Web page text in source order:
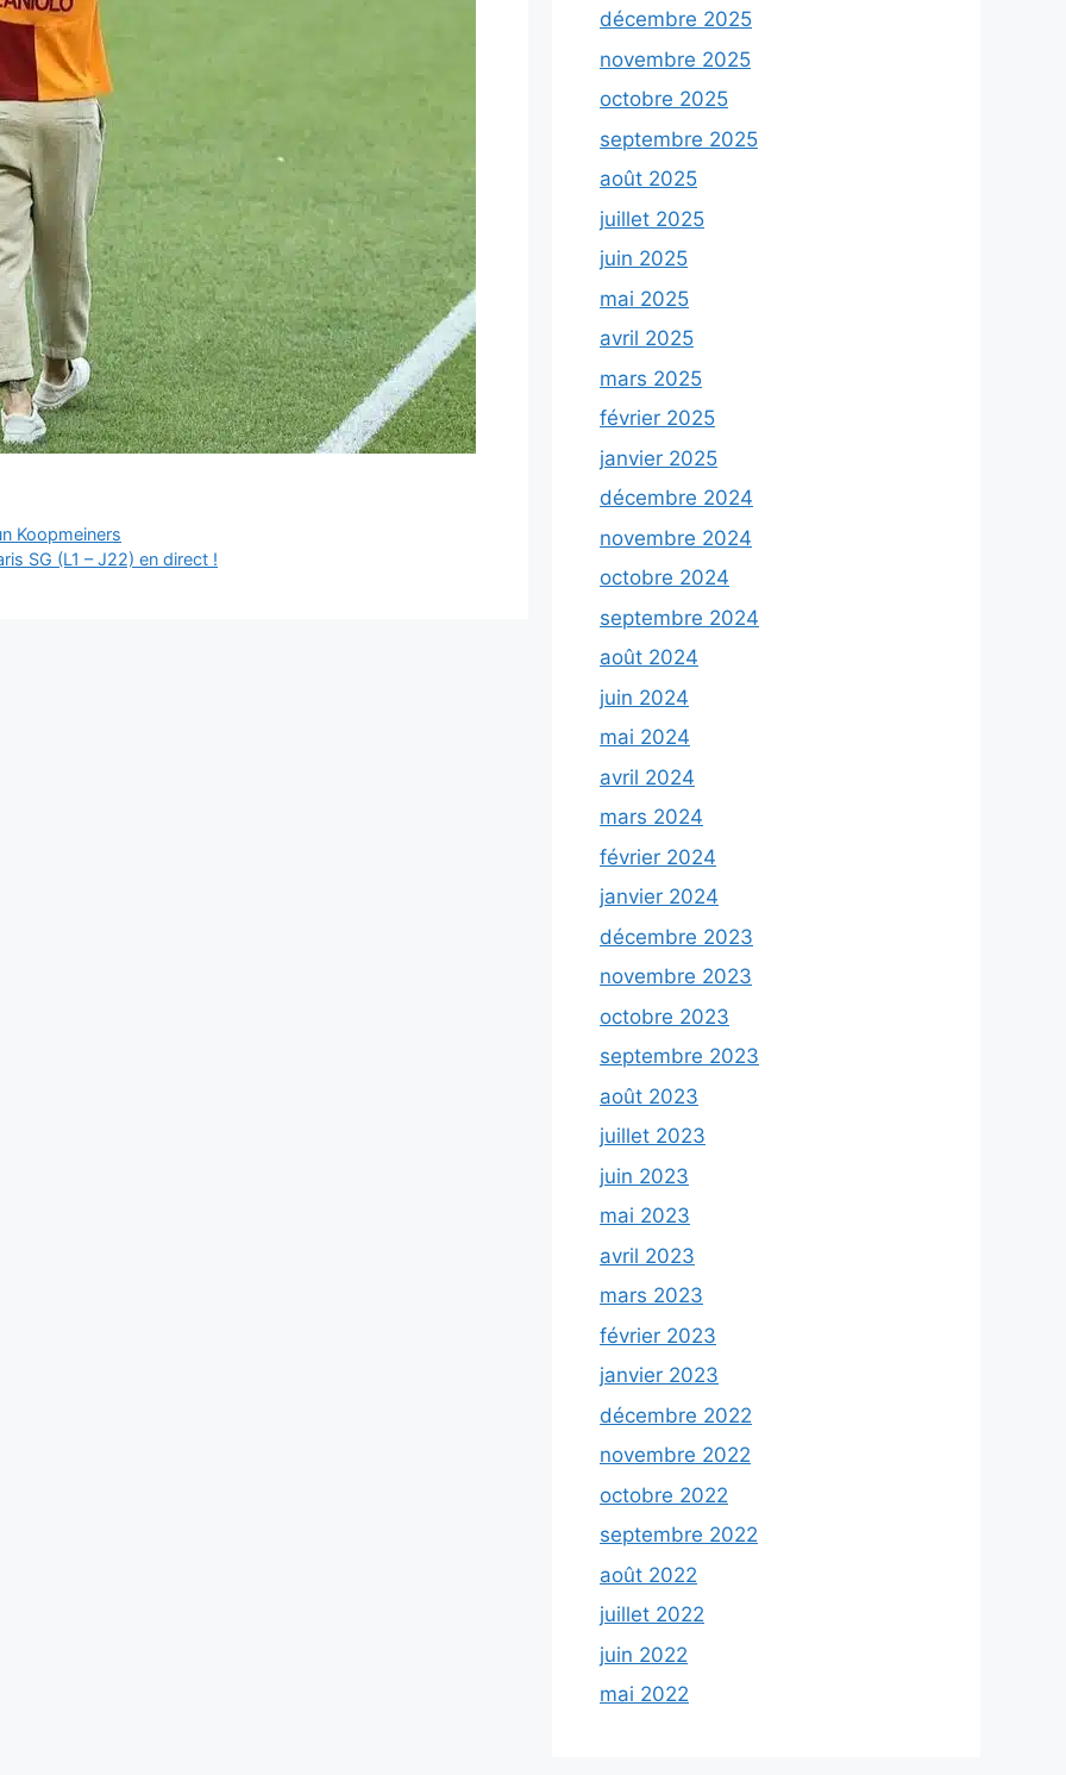
Koopmeiners
SG (L1 – J22) en direct !
décembre 2025
novembre 2025
octobre 2025
septembre 2025
août 2025
juillet 2025
juin 2025
mai 2025
avril 2025
mars 2025
février 2025
janvier 2025
décembre 2024
novembre 2024
octobre 2024
septembre 2024
août 2024
juin 2024
mai 2024
avril 2024
mars 2024
février 2024
janvier 2024
décembre 2023
novembre 2023
octobre 2023
septembre 2023
août 2023
juillet 2023
juin 2023
mai 2023
avril 2023
mars 2023
février 2023
janvier 2023
décembre 2022
novembre 2022
octobre 2022
septembre 2022
août 2022
juillet 2022
juin 2022
mai 2022